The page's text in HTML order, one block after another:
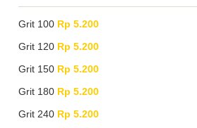
Grit 100 Rp 5.200
Grit 120 Rp 5.200
Grit 150 Rp 5.200
Grit 180 Rp 5.200
Grit 240 Rp 5.200